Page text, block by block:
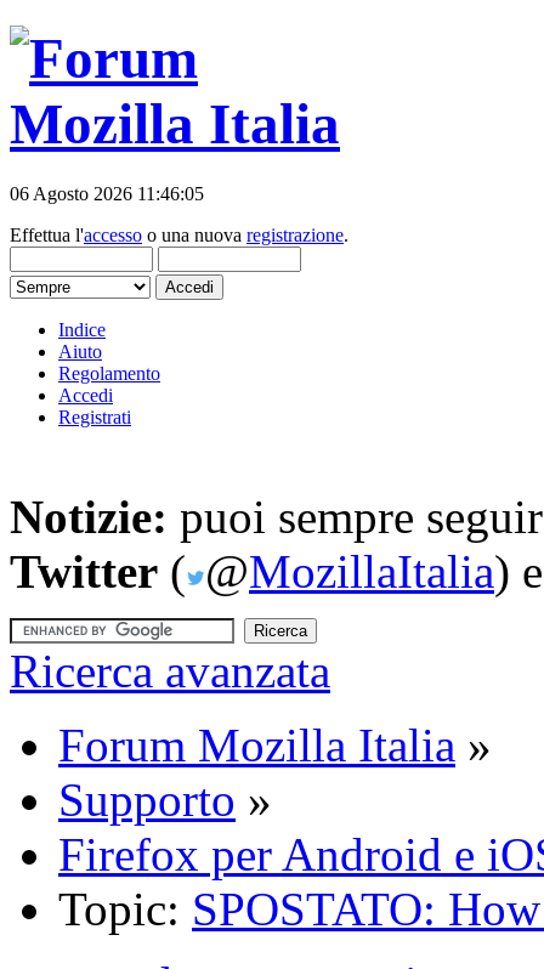
06 Agosto 2026 11:46:05
Effettua l'accesso o una nuova registrazione.
Indice
Aiuto
Regolamento
Accedi
Registrati
Notizie: puoi sempre
Twitter ( @MozillaItalia)
Ricerca avanzata
Forum Mozilla Italia »
Supporto »
Firefox per Android e
Topic: SPOSTATO: